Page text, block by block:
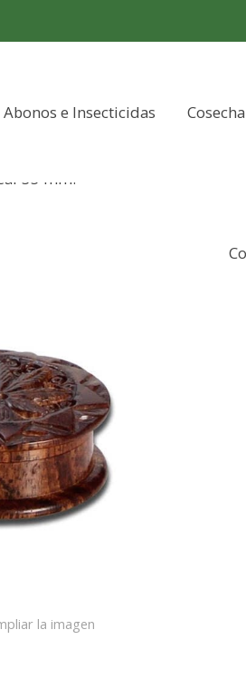
Abonos e Insecticidas
35 mm.
la imagen